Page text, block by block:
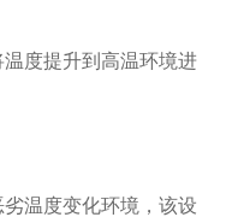
度提升到高温环境进
温度变化环境，该设